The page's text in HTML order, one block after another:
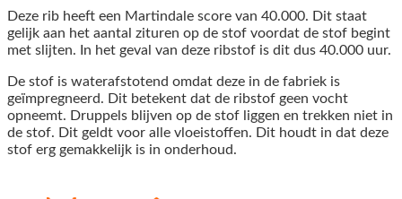
Deze rib heeft een Martindale score van 40.000. Dit staat
gelijk aan het aantal zituren op de stof voordat de stof begint
met slijten. In het geval van deze ribstof is dit dus 40.000 uur.
De stof is waterafstotend omdat deze in de fabriek is
geïmpregneerd. Dit betekent dat de ribstof geen vocht
opneemt. Druppels blijven op de stof liggen en trekken niet in
de stof. Dit geldt voor alle vloeistoffen. Dit houdt in dat deze
stof erg gemakkelijk is in onderhoud.